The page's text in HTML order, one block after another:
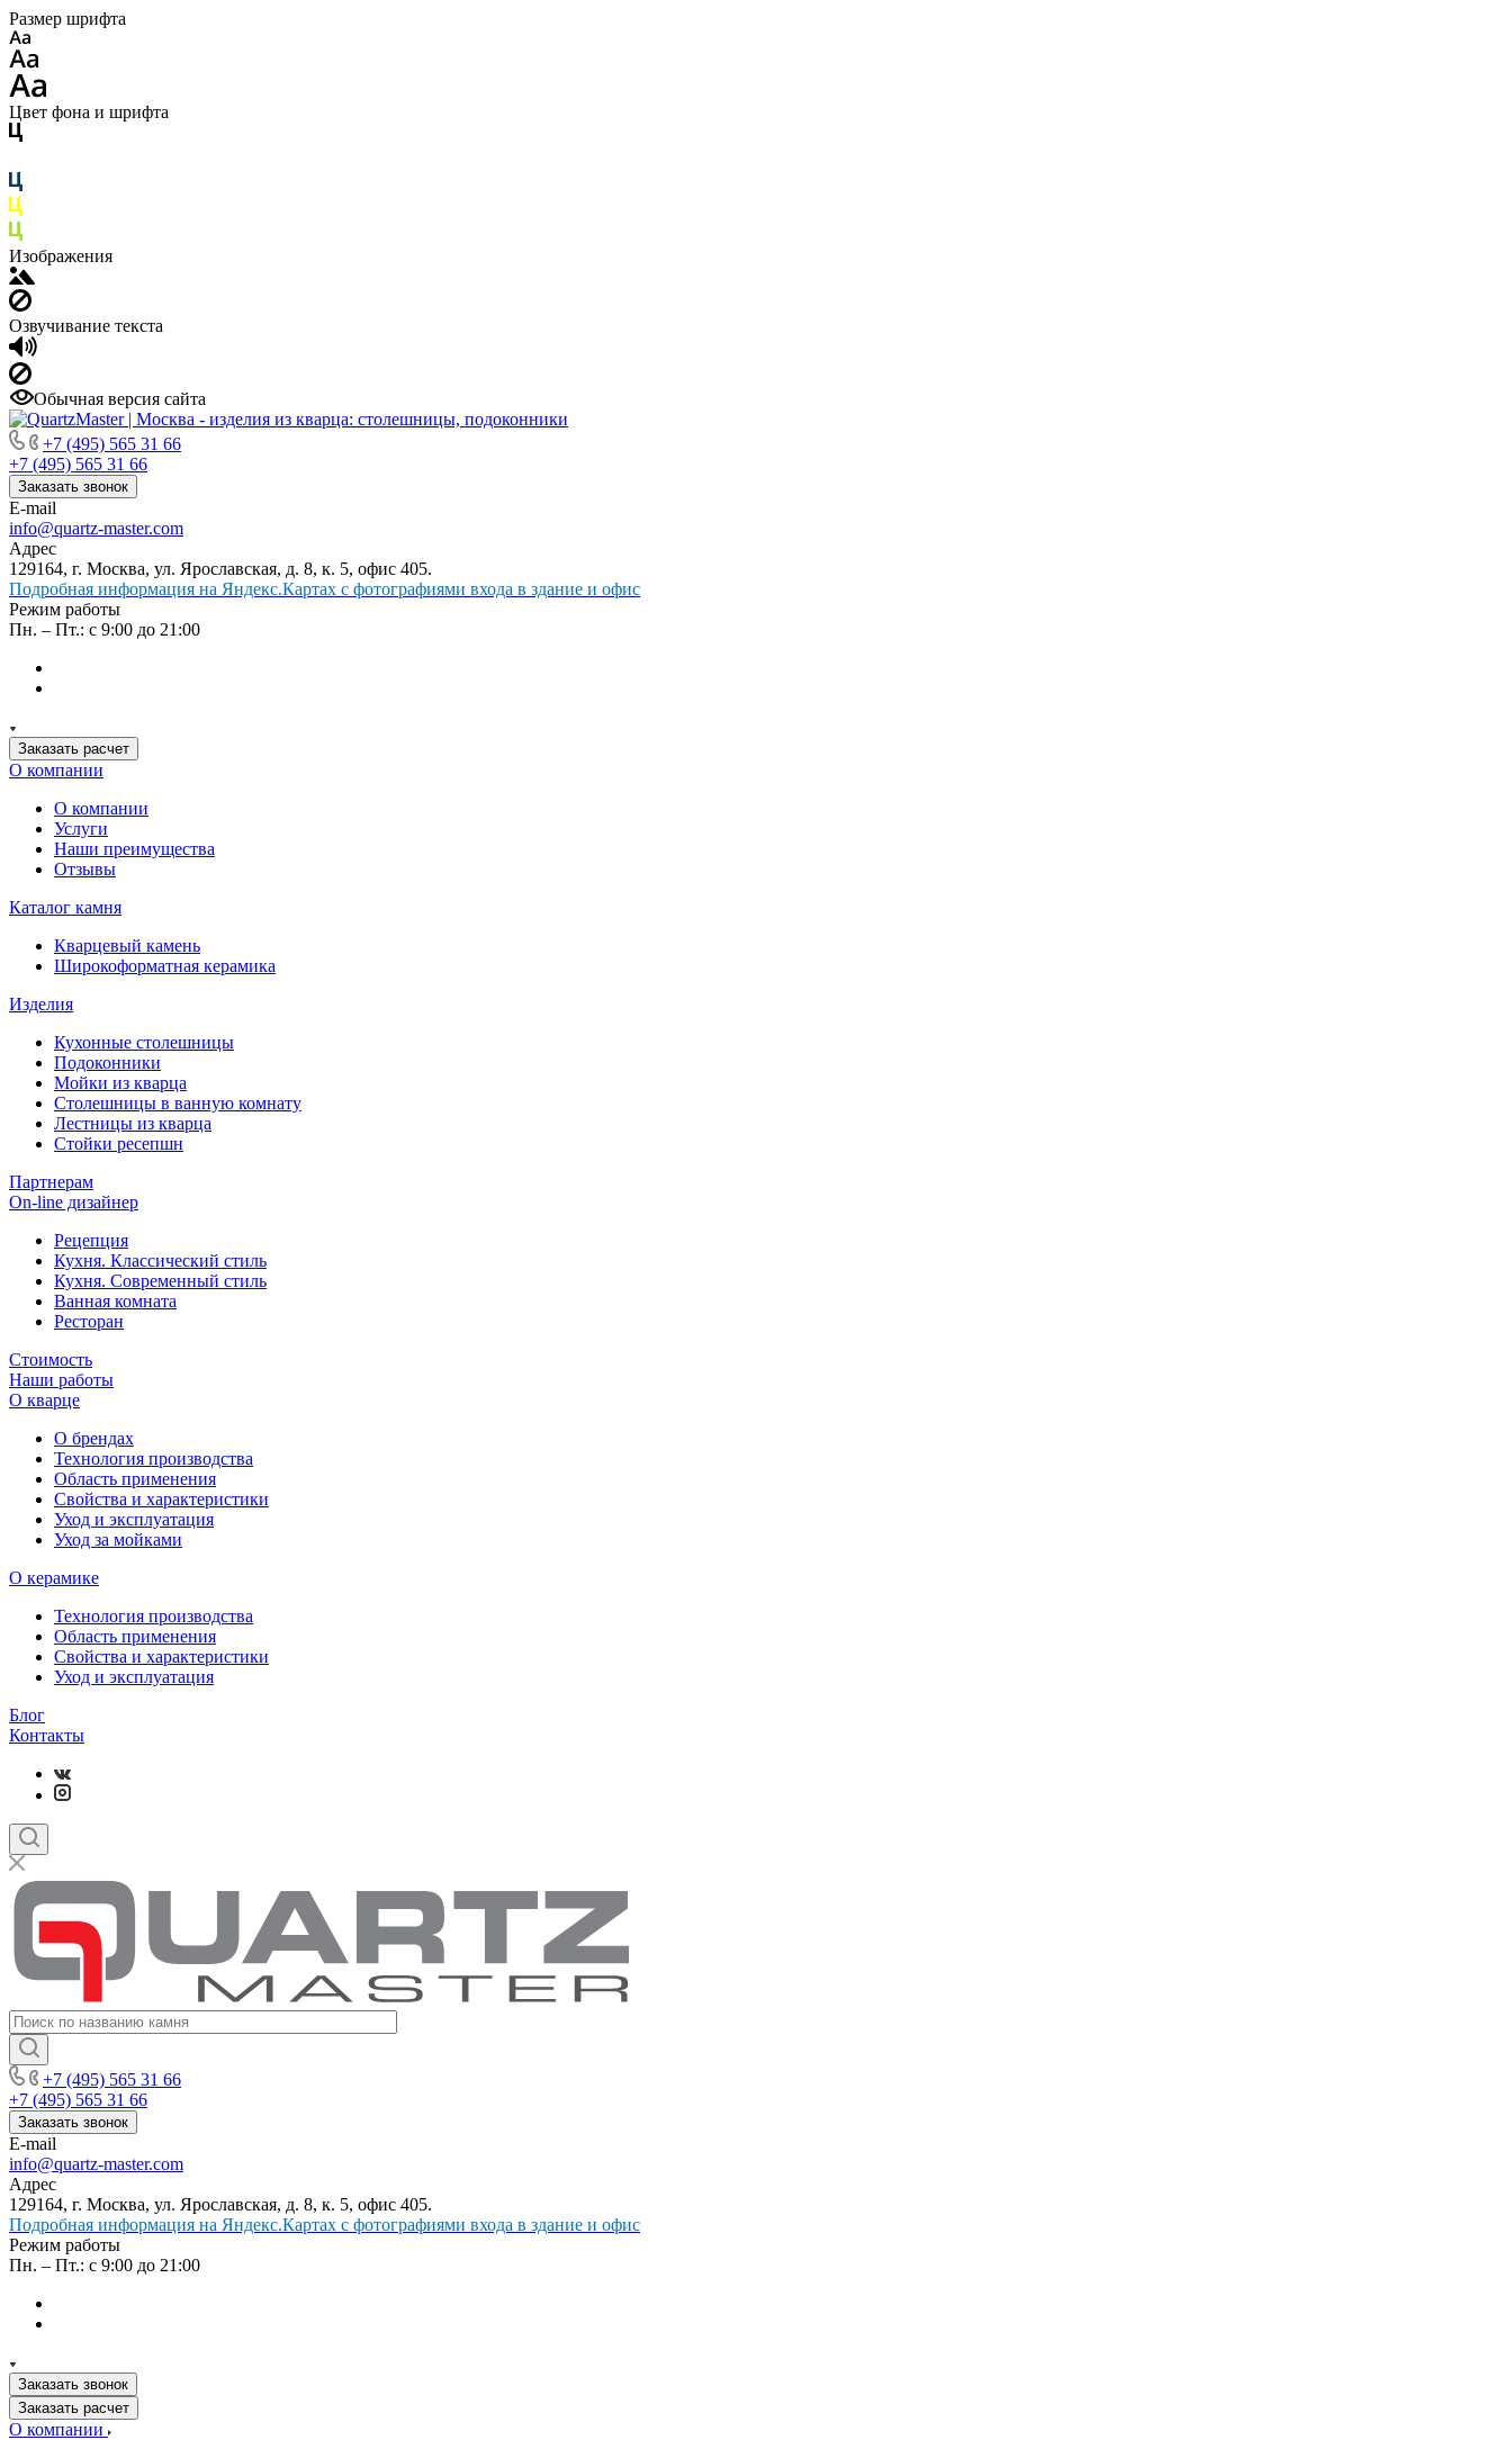
Размер шрифта
Цвет фона и шрифта
Изображения
Озвучивание текста
Обычная версия сайта
+7 (495) 565 31 66
+7 (495) 565 31 66
Заказать звонок
E-mail
info@quartz-master.com
Адрес
129164, г. Москва, ул. Ярославская, д. 8, к. 5, офис 405.
Подробная информация на Яндекс.Картах с фотографиями входа в здание и офис
Режим работы
Пн. – Пт.: с 9:00 до 21:00
Заказать расчет
О компании
О компании
Услуги
Наши преимущества
Отзывы
Каталог камня
Кварцевый камень
Широкоформатная керамика
Изделия
Кухонные столешницы
Подоконники
Мойки из кварца
Столешницы в ванную комнату
Лестницы из кварца
Стойки ресепшн
Партнерам
On-line дизайнер
Рецепция
Кухня. Классический стиль
Кухня. Современный стиль
Ванная комната
Ресторан
Стоимость
Наши работы
О кварце
О брендах
Технология производства
Область применения
Свойства и характеристики
Уход и эксплуатация
Уход за мойками
О керамике
Технология производства
Область применения
Свойства и характеристики
Уход и эксплуатация
Блог
Контакты
+7 (495) 565 31 66
+7 (495) 565 31 66
Заказать звонок
E-mail
info@quartz-master.com
Адрес
129164, г. Москва, ул. Ярославская, д. 8, к. 5, офис 405.
Подробная информация на Яндекс.Картах с фотографиями входа в здание и офис
Режим работы
Пн. – Пт.: с 9:00 до 21:00
Заказать звонок
Заказать расчет
О компании